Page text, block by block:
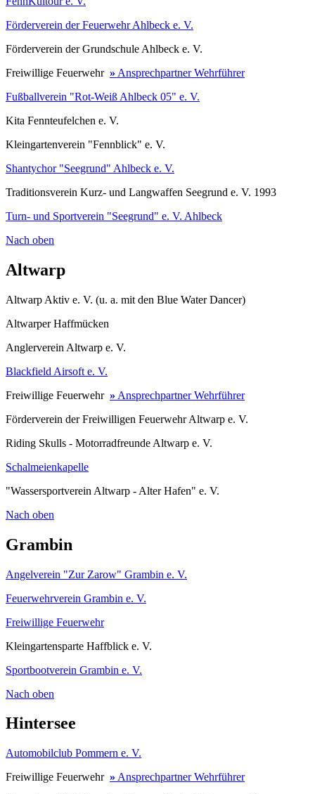
Förderverein der Feuerwehr Ahlbeck e. V.
Förderverein der Grundschule Ahlbeck e. V.
Freiwillige Feuerwehr » Ansprechpartner Wehrführer
Fußballverein "Rot-Weiß Ahlbeck 05" e. V.
Kita Fennteufelchen e. V.
Kleingartenverein "Fennblick" e. V.
Shantychor "Seegrund" Ahlbeck e. V.
Traditionsverein Kurz- und Langwaffen Seegrund e. V. 1993
Turn- und Sportverein "Seegrund" e. V. Ahlbeck
Nach oben
Altwarp
Altwarp Aktiv e. V. (u. a. mit den Blue Water Dancer)
Altwarper Haffmücken
Anglerverein Altwarp e. V.
Blackfield Airsoft e. V.
Freiwillige Feuerwehr » Ansprechpartner Wehrführer
Förderverein der Freiwilligen Feuerwehr Altwarp e. V.
Riding Skulls - Motorradfreunde Altwarp e. V.
Schalmeienkapelle
"Wassersportverein Altwarp - Alter Hafen" e. V.
Nach oben
Grambin
Angelverein "Zur Zarow" Grambin e. V.
Feuerwehrverein Grambin e. V.
Freiwillige Feuerwehr
Kleingartensparte Haffblick e. V.
Sportbootverein Grambin e. V.
Nach oben
Hintersee
Automobilclub Pommern e. V.
Freiwillige Feuerwehr » Ansprechpartner Wehrführer